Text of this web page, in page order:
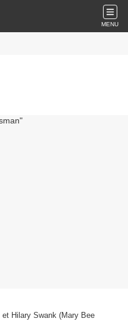
MENU
Hilary Swank (Mary Bee